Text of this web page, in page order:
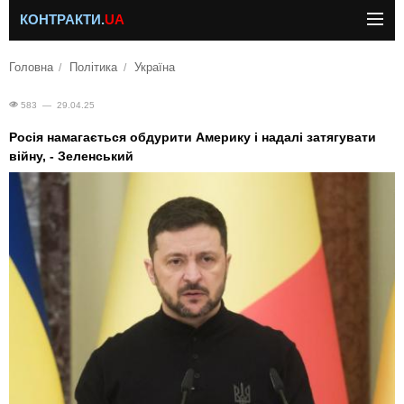
КОНТРАКТИ.UA
Головна Політика Україна
583 — 29.04.25
Росія намагається обдурити Америку і надалі затягувати
війну, - Зеленський